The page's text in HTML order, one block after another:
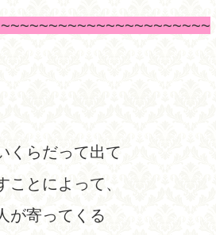
くらだって出て
ことによって、
が寄ってくる